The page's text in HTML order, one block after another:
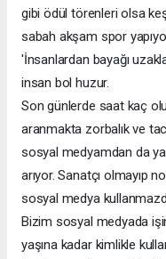
gibi ödül törenleri olsa
sabah akşam spor
'İnsanlardan bayağı
insan bol huzur.
Son günlerde saat kaç
aranmakta zorbalık ve
sosyal medyamdan da
arıyor. Sanatçı olmayıp
sosyal medya
Bizim sosyal medyada
yaşına kadar kimlikle